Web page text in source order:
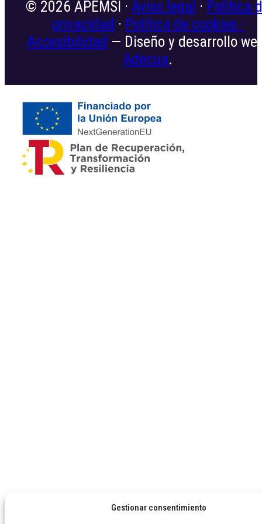
Gestionar consentimiento
© 2026 APEMSI · Aviso legal · Política
privacidad · Política de cookies ·
Accesibilidad — Diseño y desarrollo
Adecua.